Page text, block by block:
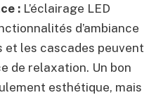
: L’éclairage LED
d’ambiance
et les cascades peuvent
de relaxation. Un bon
esthétique, mais